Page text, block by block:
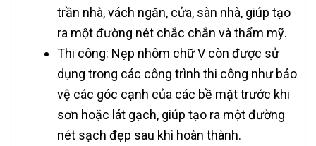
trần nhà, vách ngăn, cửa, sàn nhà, giúp tạo
ra một đường nét chắc chắn và thẩm mỹ.
Thi công: Nẹp nhôm chữ V còn được sử
dụng trong các công trình thi công như bảo
vệ các góc cạnh của các bề mặt trước khi
sơn hoặc lát gạch, giúp tạo ra một đường
nét sạch đẹp sau khi hoàn thành.